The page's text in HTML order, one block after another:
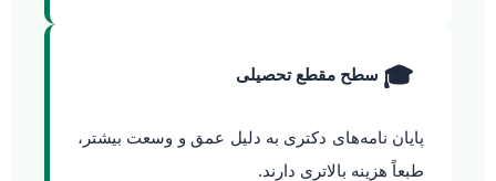
🎓 سطح مقطع تحصیلی
پایان نامه‌های دکتری به دلیل عمق و وسعت بیشتر،
طبعاً هزینه‌ بالاتری دارند.